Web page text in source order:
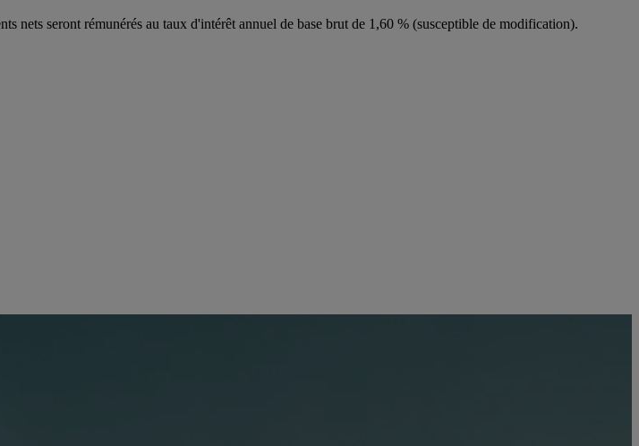
nets seront rémunérés au taux d'intérêt annuel de base brut de 1,60 % (susceptible de modification).